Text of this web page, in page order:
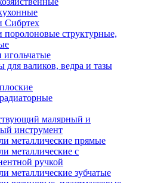
Сибртех
поролоновые структурные,
для валиков, ведра и тазы
малярный и
инструмент
металлические прямые
металлические с
ручкой
металлические зубчатые